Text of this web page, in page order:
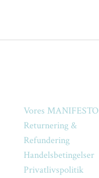
Vores MANIFESTO
Returnering &
Refundering
Handelsbetingelser
Privatlivspolitik